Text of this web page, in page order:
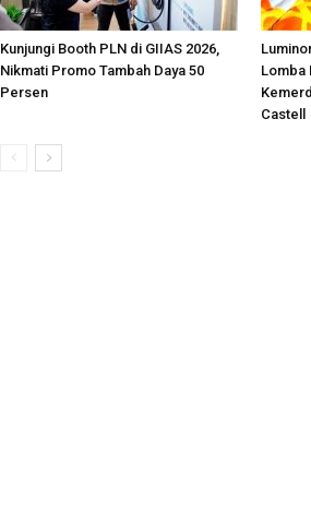
Kunjungi Booth PLN di GIIAS 2026,
Nikmati Promo Tambah Daya 50
Persen
Lomba
Castell